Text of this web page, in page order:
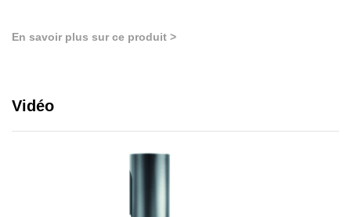
En savoir plus sur ce produit >
Vidéo